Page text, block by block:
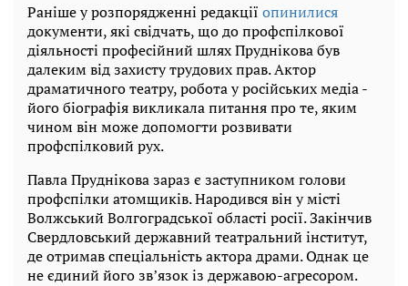
Раніше у розпорядженні редакції опинилися
документи, які свідчать, що до профспілкової
діяльності професійний шлях Пруднікова був
далеким від захисту трудових прав. Актор
драматичного театру, робота у російських медіа -
його біографія викликала питання про те, яким
чином він може допомогти розвивати
профспілковий рух.
Павла Пруднікова зараз є заступником голови
профспілки атомщиків. Народився він у місті
Волжський Волгоградської області росії. Закінчив
Свердловський державний театральний інститут,
де отримав спеціальність актора драми. Однак це
не єдиний його звʼязок із державою-агресором.